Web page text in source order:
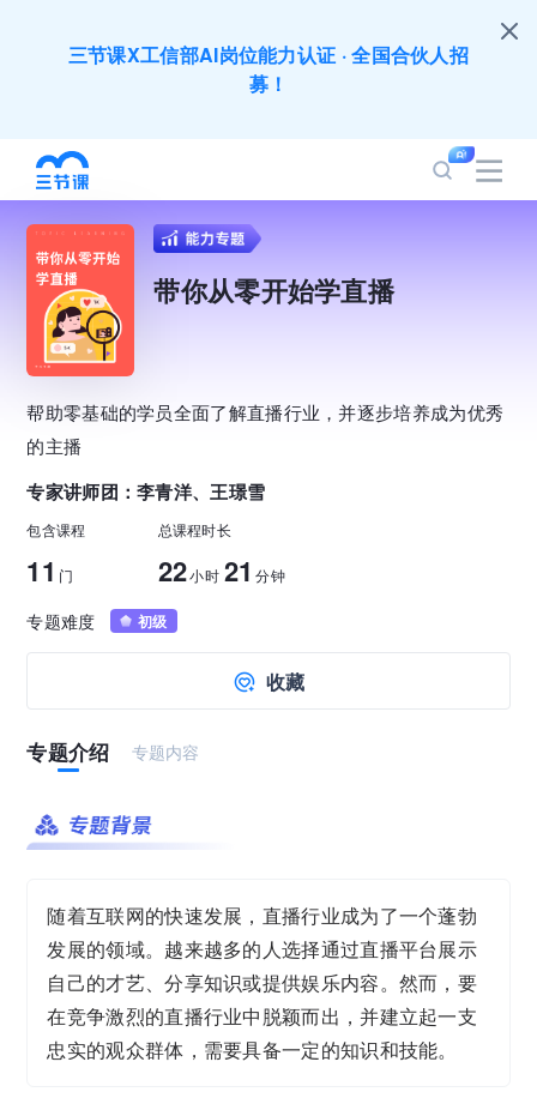
三节课X工信部AI岗位能力认证 · 全国合伙人招
募！
全员AI应用难落地？1000门课程覆盖企业全岗位
200+门DeepSeek应用课程免费体验，快带团队
一起加入学习
培训人只给员工找学习资源，却忘记自己也要成长
提升？90天免费学习期限只为培训人开放
出海业务到底要落地哪些国家才合适？国别文化与
扶持政策均在这里能找到
企业正处于快速成长期，但员工能力跟不上发展？
8000门课程解决成长型企业所有岗位技能差距
营销获客｜流量转化｜数据驱动｜销售赢单 4000
+课程等你带团队一起免费学习
成为行业AI人才！
三节课X工信部AI岗位能力认证 · 全国合伙人招
募！
带你从零开始学直播
帮助零基础的学员全面了解直播行业，并逐步培养成为优秀
专家讲师团：李青洋、王璟雪
包含课程
11 门
总课程时长
22小时 21 分钟
专题难度 初级
收藏
专题介绍 专题内容
随着互联网的快速发展，直播行业成为了一个蓬勃
发展的领域。越来越多的人选择通过直播平台展示
自己的才艺、分享知识或提供娱乐内容。然而，要
在竞争激烈的直播行业中脱颖而出，并建立起一支
忠实的观众群体，需要具备一定的知识和技能。